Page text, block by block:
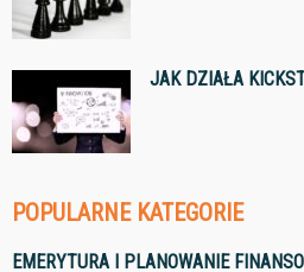
JAK DZIAŁA
POPULARNE KATEGORIE
EMERYTURA I PLANOWANIE